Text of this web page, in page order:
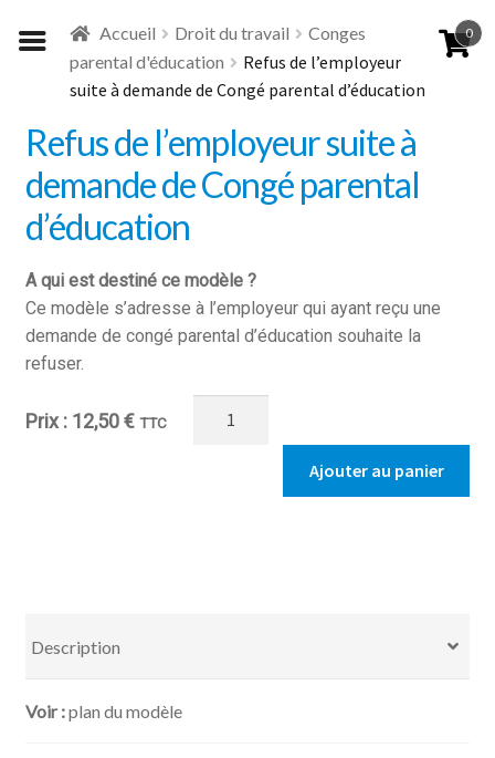
à
navigation
au
contenu
Accueil Droit du travail
Conges
parental d'éducation
Refus de l’employeur
suite à demande de Congé parental d’éducation
Refus de l’employeur suite à
demande de Congé parental
d’éducation
A qui est destiné ce modèle ?
Ce modèle s’adresse à l’employeur qui ayant reçu une
demande de congé parental d’éducation souhaite la
refuser.
Ajouter au panier
12,50€ TTC
Description
plan du modèle
0